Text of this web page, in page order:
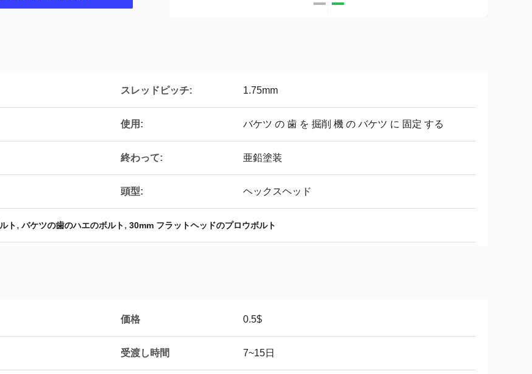
スレッドピッチ: 1.75mm
使用: バケツ の 歯 を 掘削 機 の バケツ に 固定 する
終わって: 亜鉛塗装
頭型: ヘックスヘッド
ト, バケツの歯のハエのボルト, 30mm フラットヘッドのプロウボルト
価格 0.5$
受渡し時間 7~15日